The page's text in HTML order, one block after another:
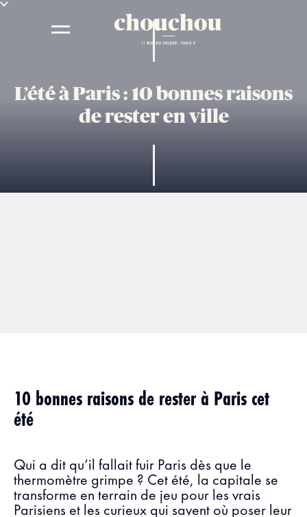
L’été à Paris : 10 bonnes raisons
de rester en ville
10 bonnes raisons de rester à Paris cet
été
Qui a dit qu’il fallait fuir Paris dès que le
thermomètre grimpe ? Cet été, la capitale se
transforme en terrain de jeu pour les vrais
Parisiens et les curieux qui savent où poser leur